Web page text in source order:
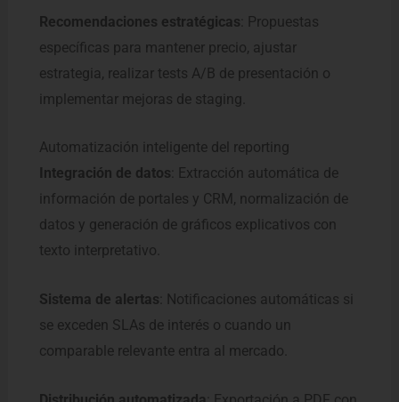
Recomendaciones estratégicas : Propuestas
específicas para mantener precio, ajustar
estrategia, realizar tests A/B de presentación o
implementar mejoras de staging.
Automatización inteligente del reporting
Integración de datos : Extracción automática de
información de portales y CRM, normalización de
datos y generación de gráficos explicativos con
texto interpretativo.
Sistema de alertas : Notificaciones automáticas si
se exceden SLAs de interés o cuando un
comparable relevante entra al mercado.